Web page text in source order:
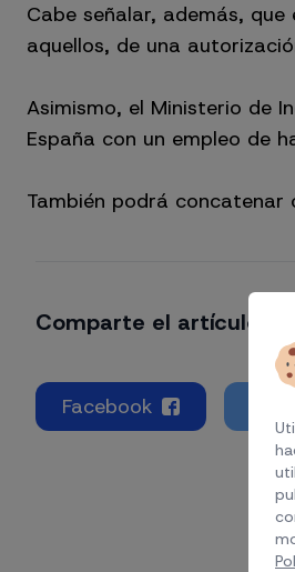
Cabe señalar, además,
aquellos, de una
Asimismo, el Ministerio de
España con un empleo de
También podrá
Comparte el artículo si
Facebook